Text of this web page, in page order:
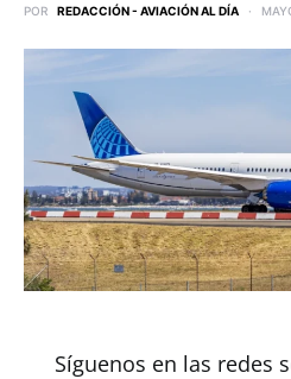
POR REDACCIÓN - AVIACIÓN AL DÍA
Síguenos en las redes